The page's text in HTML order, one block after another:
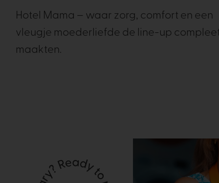
Hotel Mama – waar zorg, comfort en een
vleugje moederliefde de line-up
maakten.